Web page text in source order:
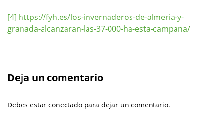
[4] https://fyh.es/los-invernaderos-de-almeria-y-
granada-alcanzaran-las-37-000-ha-esta-campana/
Deja un comentario
Debes estar conectado para dejar un comentario.